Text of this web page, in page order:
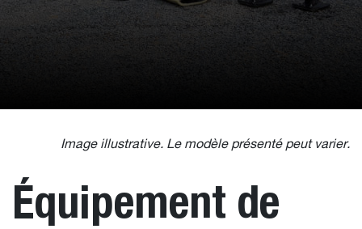
Image illustrative. Le modèle présenté peut varier.
Équipement de